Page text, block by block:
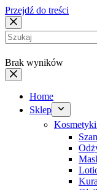
Przejdź do treści
Brak wyników
Home
Sklep